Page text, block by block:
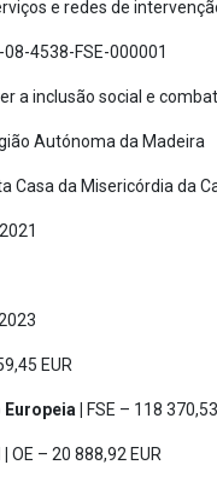
e redes de
08-4538-FSE-000001
a inclusão social e
Autónoma da Madeira
Casa da Misericórdia da
EUR
| FSE – 118
OE – 20 888,92 EUR